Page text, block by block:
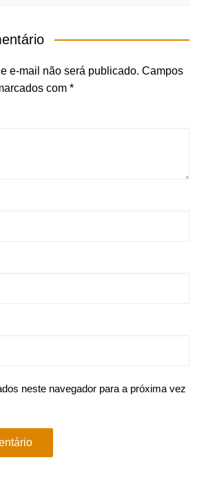
e-mail não será publicado. Campos
com *
neste navegador para a próxima vez